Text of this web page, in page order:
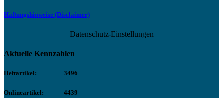
Haftungshinweise (Disclaimer)
Datenschutz-Einstellungen
Aktuelle Kennzahlen
Heftartikel: 3496
Onlineartikel: 4439